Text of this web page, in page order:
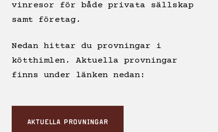
vinresor för både privata sällskap
samt företag.
Nedan hittar du provningar i
kötthimlen. Aktuella provningar
finns under länken nedan:
AKTUELLA PROVNINGAR